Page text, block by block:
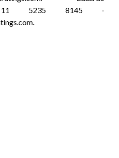
11 5235 8145 -